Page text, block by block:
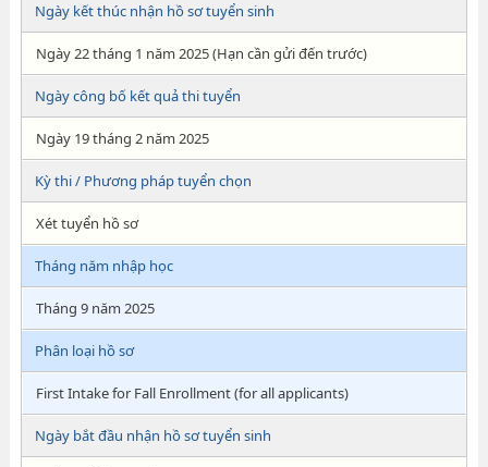
Ngày kết thúc nhận hồ sơ tuyển sinh
Ngày 22 tháng 1 năm 2025 (Hạn cần gửi đến trước)
Ngày công bố kết quả thi tuyển
Ngày 19 tháng 2 năm 2025
Kỳ thi / Phương pháp tuyển chọn
Xét tuyển hồ sơ
Tháng năm nhập học
Tháng 9 năm 2025
Phân loại hồ sơ
First Intake for Fall Enrollment (for all applicants)
Ngày bắt đầu nhận hồ sơ tuyển sinh